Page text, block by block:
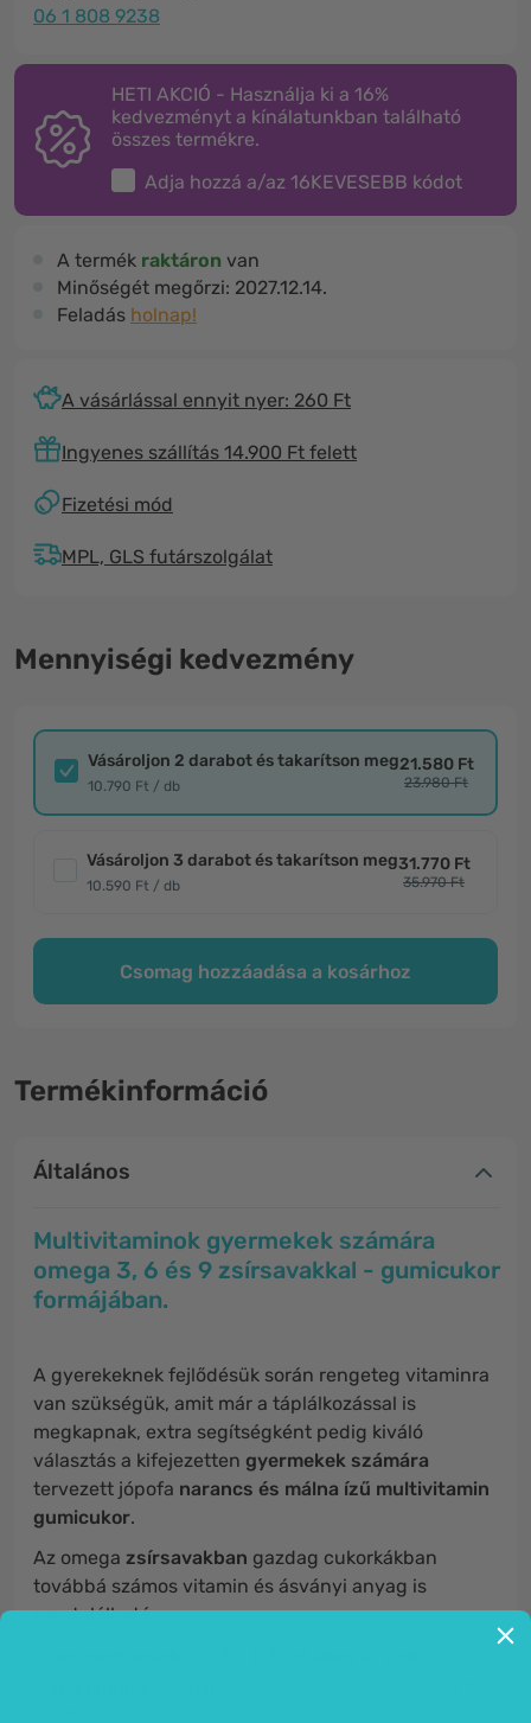
06 1 808 9238
HETI AKCIÓ - Használja ki a 16%
kedvezményt a kínálatunkban található
összes termékre.
Adja hozzá a/az 16KEVESEBB kódot
A termék raktáron van
Minőségét megőrzi: 2027.12.14.
Feladás holnap!
A vásárlással ennyit nyer: 260 Ft
Ingyenes szállítás 14.900 Ft felett
Fizetési mód
MPL, GLS futárszolgálat
Mennyiségi kedvezmény
Vásároljon 2 darabot és takarítson meg
10.790 Ft / db
21.580 Ft
23.980 Ft
Vásároljon 3 darabot és takarítson meg
10.590 Ft / db
31.770 Ft
35.970 Ft
Csomag hozzáadása a kosárhoz
Termékinformáció
Általános
Multivitaminok gyermekek számára
omega 3, 6 és 9 zsírsavakkal - gumicukor
formájában.
A gyerekeknek fejlődésük során rengeteg vitaminra
van szükségük, amit már a táplálkozással is
megkapnak, extra segítségként pedig kiváló
választás a kifejezetten gyermekek számára
tervezett jópofa narancs és málna ízű multivitamin
gumicukor.
Az omega zsírsavakban gazdag cukorkákban
továbbá számos vitamin és ásványi anyag is
megtalálható: